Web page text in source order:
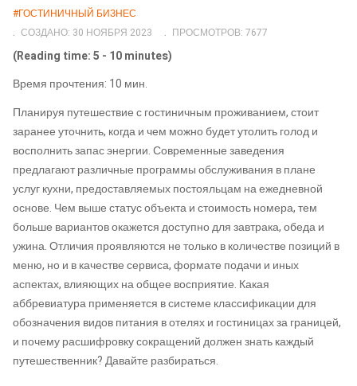
#ГОСТИНИЧНЫЙ БИЗНЕС
СОЗДАНО: 30 НОЯБРЯ 2023
ПРОСМОТРОВ: 7677
(Reading time: 5 - 10 minutes)
Время прочтения: 10 мин.
Планируя путешествие с гостиничным проживанием, стоит
заранее уточнить, когда и чем можно будет утолить голод и
восполнить запас энергии. Современные заведения
предлагают различные программы обслуживания в плане
услуг кухни, предоставляемых постояльцам на ежедневной
основе. Чем выше статус объекта и стоимость номера, тем
больше вариантов окажется доступно для завтрака, обеда и
ужина. Отличия проявляются не только в количестве позиций в
меню, но и в качестве сервиса, формате подачи и иных
аспектах, влияющих на общее восприятие. Какая
аббревиатура применяется в системе классификации для
обозначения видов питания в отелях и гостиницах за границей,
и почему расшифровку сокращений должен знать каждый
путешественник? Давайте разбираться.